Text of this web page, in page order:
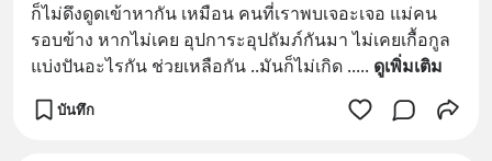
ก็ไม่ดึงดูดเข้าหากัน เหมือน คนที่เราพบเจอะเจอ แม่คน
รอบข้าง หากไม่เคย อุปการะอุปถัมภ์กันมา ไม่เคยเกื้อกูล
แบ่งปันอะไรกัน ช่วยเหลือกัน ..มันก็ไม่เกิด ..... ดูเพิ่มเติม
บันทึก